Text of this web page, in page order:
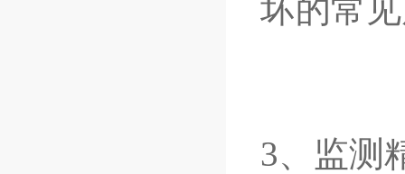
坏的常
3、监测